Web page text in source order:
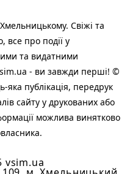
Свіжі та
все про події у
та видатними
- ви завжди перші! ©
яка публiкацiя, передрук
сайту у друкованих або
можлива винятково
vsim.ua